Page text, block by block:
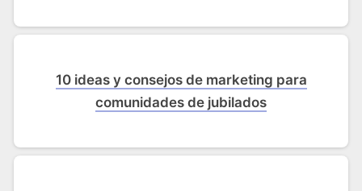
10 ideas y consejos de marketing para
comunidades de jubilados